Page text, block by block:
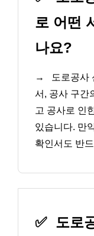
로 어떤
나요?
→
도로공사
서, 공사 구간
고 공사로 인
있습니다. 만
확인서도 반
✅ 도로